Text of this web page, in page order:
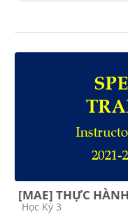
[MAE] THỰC
Course category
Học Kỳ 3